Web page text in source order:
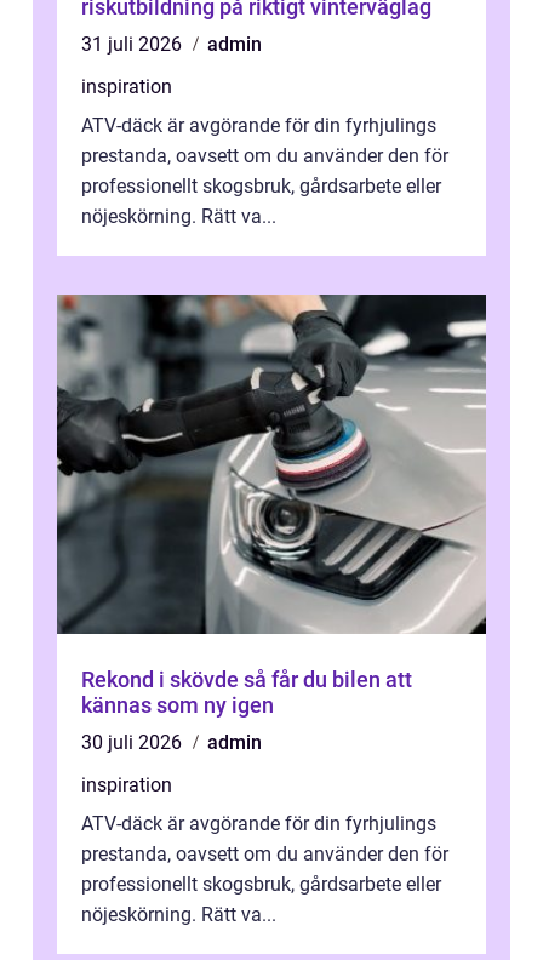
riskutbildning på riktigt vinterväglag
31 juli 2026
admin
inspiration
ATV-däck är avgörande för din fyrhjulings
prestanda, oavsett om du använder den för
professionellt skogsbruk, gårdsarbete eller
nöjeskörning. Rätt va...
Rekond i skövde så får du bilen att
kännas som ny igen
30 juli 2026
admin
inspiration
ATV-däck är avgörande för din fyrhjulings
prestanda, oavsett om du använder den för
professionellt skogsbruk, gårdsarbete eller
nöjeskörning. Rätt va...